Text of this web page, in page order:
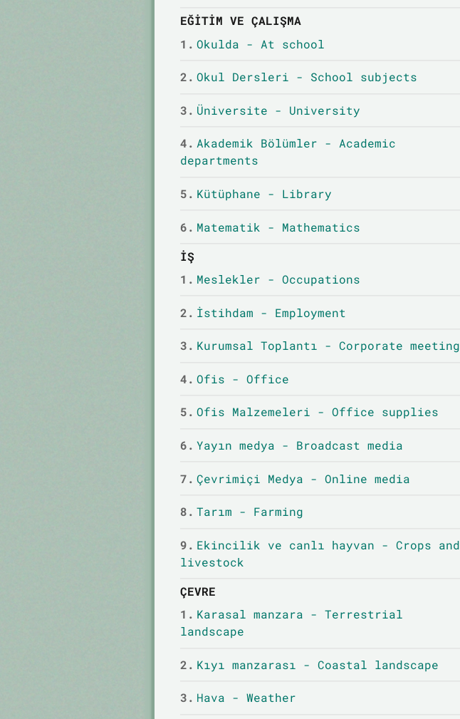
EĞITIM VE ÇALIŞMA
1. Okulda - At school
2. Okul Dersleri - School subjects
3. Üniversite - University
4. Akademik Bölümler - Academic
departments
5. Kütüphane - Library
6. Matematik - Mathematics
İŞ
1. Meslekler - Occupations
2. İstihdam - Employment
3. Kurumsal Toplantı - Corporate meeting
4. Ofis - Office
5. Ofis Malzemeleri - Office supplies
6. Yayın medya - Broadcast media
7. Çevrimiçi Medya - Online media
8. Tarım - Farming
9. Ekincilik ve canlı hayvan - Crops and
livestock
ÇEVRE
1. Karasal manzara - Terrestrial
landscape
2. Kıyı manzarası - Coastal landscape
3. Hava - Weather